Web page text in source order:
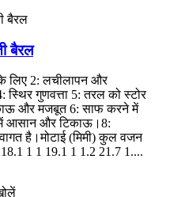
बैरल
लिए 2: लचीलापन और
गुणवत्ता 5: तरल को स्टोर
और मजबूत 6: साफ करने में
आसान और टिकाऊ।8:
है।मोटाई (मिमी) कुल वजन
18.1 1 1 19.1 1 1.2 21.7 1....